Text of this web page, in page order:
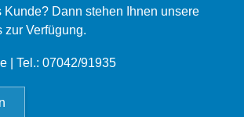
Kunde? Dann stehen Ihnen unsere
zur Verfügung.
| Tel.: 07042/91935